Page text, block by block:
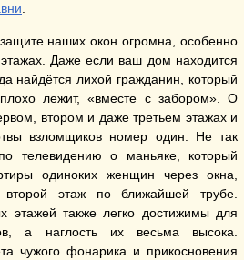
наших окон огромна, особенно
Даже если ваш дом находится
найдётся лихой гражданин, который
плохо лежит, «вместе с забором». О
втором и даже третьем этажах и
взломщиков номер один. Не так
телевидению о маньяке, который
одиноких женщин через окна,
второй этаж по ближайшей трубе.
этажей также легко достижимы для
а наглость их весьма высока.
чужого фонарика и прикосновения